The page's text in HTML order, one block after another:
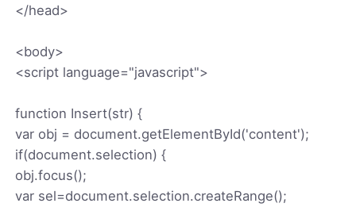
</head>
<body>
<script language="javascript">
function Insert(str) {
var obj = document.getElementById('content');
if(document.selection) {
obj.focus();
var sel=document.selection.createRange();